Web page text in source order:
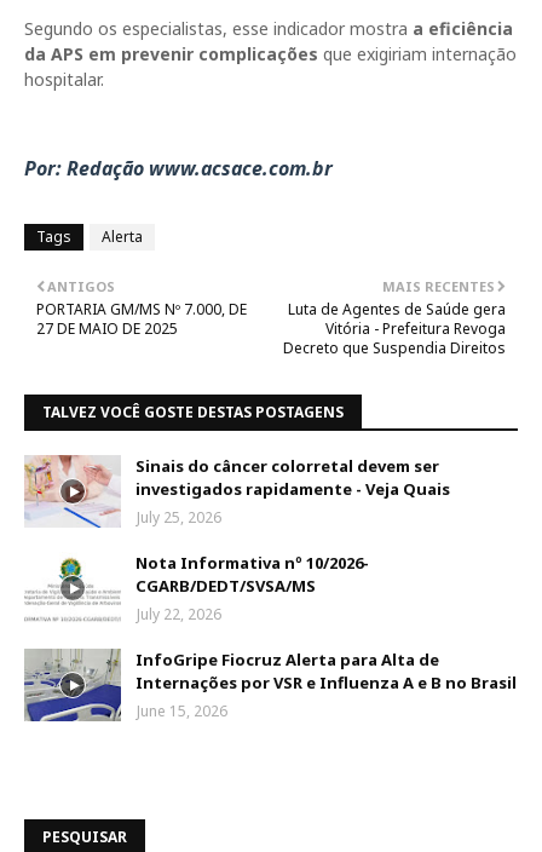
Segundo os especialistas, esse indicador mostra a eficiência
da APS em prevenir complicações que exigiriam internação
hospitalar.
Por: Redação www.acsace.com.br
Tags Alerta
MAIS RECENTES
Luta de Agentes de Saúde gera
Vitória - Prefeitura Revoga
Decreto que Suspendia Direitos
ANTIGOS
PORTARIA GM/MS Nº 7.000, DE
27 DE MAIO DE 2025
TALVEZ VOCÊ GOSTE DESTAS POSTAGENS
Sinais do câncer colorretal devem ser
investigados rapidamente - Veja Quais
July 25, 2026
Nota Informativa nº 10/2026-
CGARB/DEDT/SVSA/MS
July 22, 2026
InfoGripe Fiocruz Alerta para Alta de
Internações por VSR e Influenza A e B no Brasil
June 15, 2026
PESQUISAR